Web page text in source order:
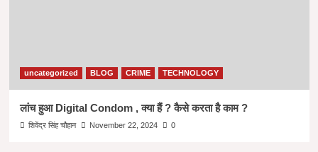
uncategorized BLOG CRIME TECHNOLOGY
लांच हुआ Digital Condom , क्या हैं ? कैसे करता है काम ?
शिवेंद्र सिंह चौहान November 22, 2024 0